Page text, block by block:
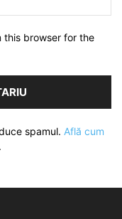
this browser for the
spamul. Află cum
.